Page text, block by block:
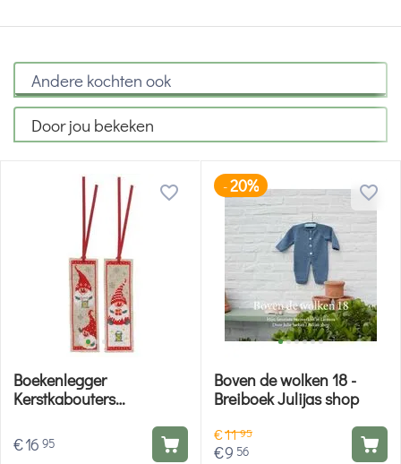
Andere kochten ook
Door jou bekeken
Boekenlegger
Kerstkabouters
- Vervaco telpatroon
€16 95
-20%
Boven de wolken 18 -
Breiboek Julijas shop
€1195
€9 56